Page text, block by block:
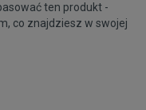
ten produkt -
co znajdziesz w swojej